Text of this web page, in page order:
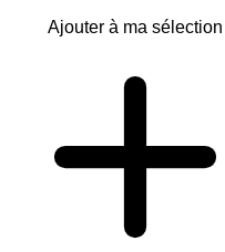
Ajouter à ma sélection